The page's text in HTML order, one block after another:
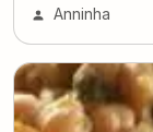
Anninha